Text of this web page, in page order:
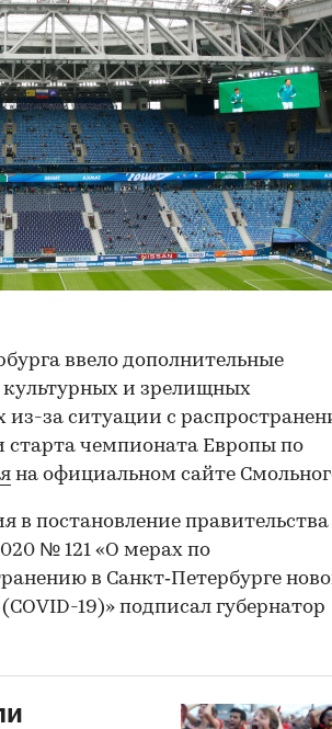
ввело дополнительные
и зрелищных
за ситуации с
старта чемпионата Европы по
на официальном сайте
в постановление правительства
№ 121 «О мерах по
в Санкт‑Петербурге
19)» подписал губернатор